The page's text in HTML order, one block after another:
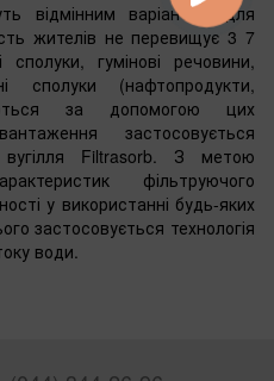
відмінним варіантом для
жителів не перевищує 3 7
гумінові речовини,
сполуки (нафтопродукти,
за допомогою цих
застосовується
вугілля Filtrasorb. З метою
фільтруючого
у використанні будь-яких
застосовується технологія
води.